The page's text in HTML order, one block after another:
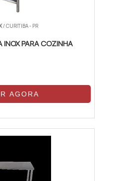
/ CURITIBA - PR
INOX PARA COZINHA
AGORA